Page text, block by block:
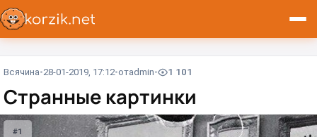
Всячина 28-01-2019, 17:12 отadmin 1 101
Странные картинки
#1